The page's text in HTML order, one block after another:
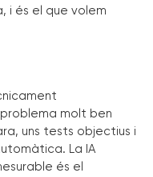
i és el que volem
molt ben
uns tests objectius i
La IA
és el